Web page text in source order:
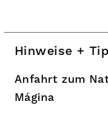
Hinweise +
Anfahrt zum
Mágina